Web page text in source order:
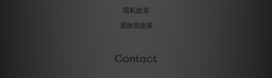
隱私政策
退換貨政策
Contact